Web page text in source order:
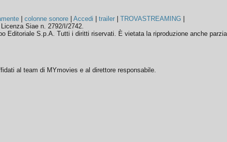
|colonne sonore |Accedi |trailer |TROVASTREAMING
Siae n. 2792/I/2742.
Editoriale S.p.A. Tutti i diritti riservati. È vietata la riproduzione anche
al team di MYmovies e al direttore responsabile.